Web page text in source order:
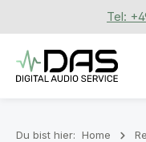
Zum Hauptinhalt Tel:
Du bist hier: Home